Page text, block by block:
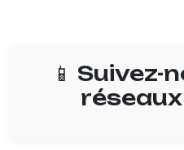
📱 Suivez-